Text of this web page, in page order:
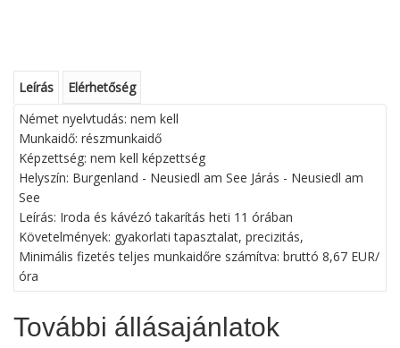
Leírás
Elérhetőség
Német nyelvtudás: nem kell
Munkaidő: részmunkaidő
Képzettség: nem kell képzettség
Helyszín: Burgenland - Neusiedl am See Járás - Neusiedl am
See
Leírás: Iroda és kávézó takarítás heti 11 órában
Követelmények: gyakorlati tapasztalat, precizitás,
Minimális fizetés teljes munkaidőre számítva: bruttó 8,67 EUR/
óra
További állásajánlatok